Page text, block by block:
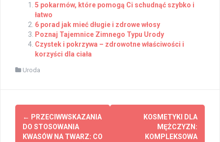
5 pokarmów, które pomogą Ci schudnąć szybko i
łatwo
6 porad jak mieć długie i zdrowe włosy
Poznaj Tajemnice Zimnego Typu Urody
Czystek i pokrzywa – zdrowotne właściwości i
korzyści dla ciała
Uroda
Post
navigation
← PRZECIWWSKAZANIA
DO STOSOWANIA
KWASÓW NA TWARZ: CO
KOSMETYKI DLA
MĘŻCZYZN:
KOMPLEKSOWA